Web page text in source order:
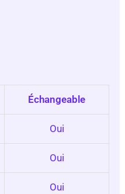
Échangeable
Oui
Oui
Oui